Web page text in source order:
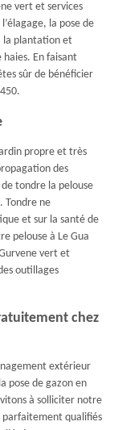
vert et services
la pose de
la plantation et
En faisant
sûr de bénéficier
propre et très
des
tondre la pelouse
Tondre ne
et sur la santé de
pelouse à Le Gua
vert et
outillages
chez
extérieur
pose de gazon en
à solliciter notre
parfaitement qualifiés